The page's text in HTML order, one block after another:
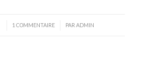
1 COMMENTAIRE
/ PAR ADMIN